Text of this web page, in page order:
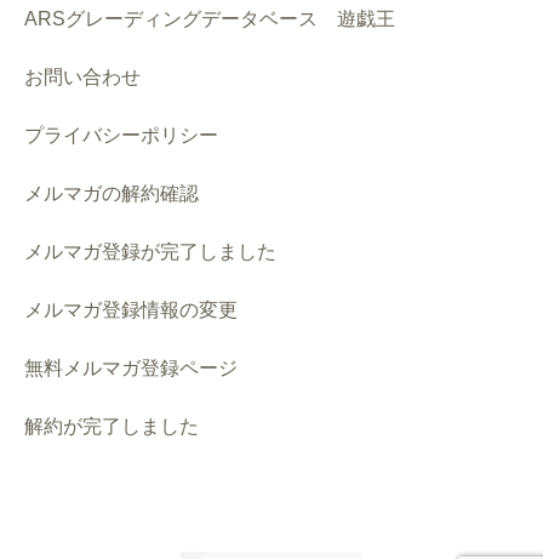
ARSグレーディングデータベース 遊戯王
お問い合わせ
プライバシーポリシー
メルマガの解約確認
メルマガ登録が完了しました
メルマガ登録情報の変更
無料メルマガ登録ページ
解約が完了しました